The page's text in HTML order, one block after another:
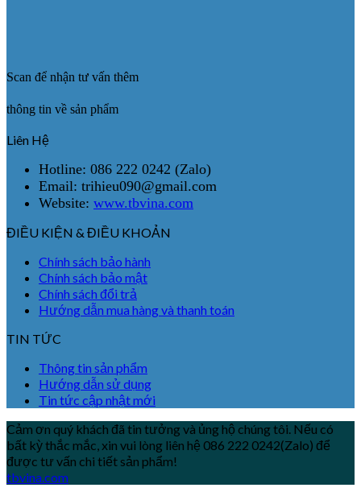
Scan để nhận tư vấn thêm
thông tin về sản phẩm
Liên Hệ
Hotline: 086 222 0242 (Zalo)
Email: trihieu090@gmail.com
Website: www.tbvina.com
ĐIỀU KIỆN & ĐIỀU KHOẢN
Chính sách bảo hành
Chính sách bảo mật
Chính sách đổi trả
Hướng dẫn mua hàng và thanh toán
TIN TỨC
Thông tin sản phẩm
Hướng dẫn sử dụng
Tin tức cập nhật mới
Cảm ơn quý khách đã tin tưởng và ủng hộ chúng tôi. Nếu có
bất kỳ thắc mắc, xin vui lòng liên hệ 086 222 0242(Zalo) để
được tư vấn chi tiết sản phẩm!
tbvina.com